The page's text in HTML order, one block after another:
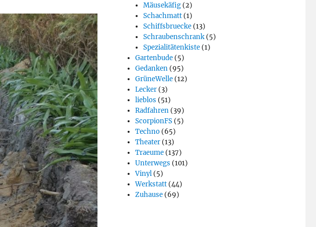
Mäusekäfig (2)
Schachmatt (1)
Schiffsbruecke (13)
Schraubenschrank (5)
Spezialitätenkiste (1)
Gartenbude (5)
Gedanken (95)
GrüneWelle (12)
Lecker (3)
lieblos (51)
Radfahren (39)
ScorpionFS (5)
Techno (65)
Theater (13)
Traeume (137)
Unterwegs (101)
Vinyl (5)
Werkstatt (44)
Zuhause (69)